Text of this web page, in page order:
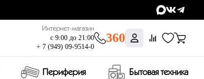
Интернет-магазин
с 9:00 до 21:00
+ 7 (949) 09-9514-0
360
Периферия Бытовая техника